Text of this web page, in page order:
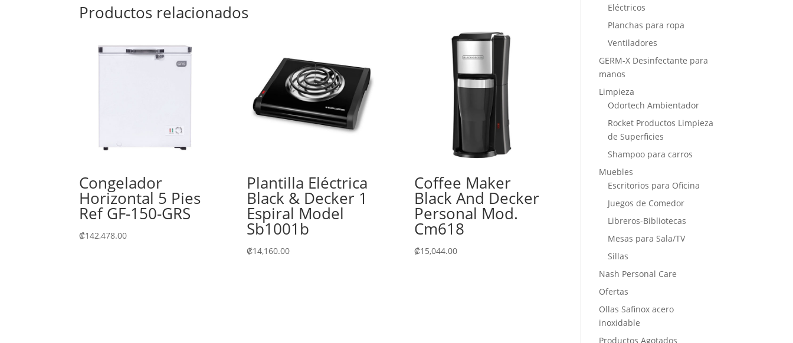
Productos relacionados
Congelador
Horizontal 5 Pies
Ref GF-150-GRS
₡142,478.00
Plantilla Eléctrica
Black & Decker 1
Espiral Model
Sb1001b
₡14,160.00
Coffee Maker
Black And Decker
Personal Mod.
Cm618
₡15,044.00
Eléctricos
Planchas para ropa
Ventiladores
GERM-X Desinfectante para
manos
Limpieza
Odortech Ambientador
Rocket Productos Limpieza
de Superficies
Shampoo para carros
Muebles
Escritorios para Oficina
Juegos de Comedor
Libreros-Bibliotecas
Mesas para Sala/TV
Sillas
Nash Personal Care
Ofertas
Ollas Safinox acero
inoxidable
Productos Agotados